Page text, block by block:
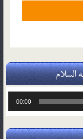
السلام
00:00